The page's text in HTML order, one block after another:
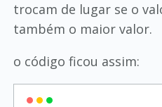
trocam de lugar se o
também o maior valor.
o código ficou assim: